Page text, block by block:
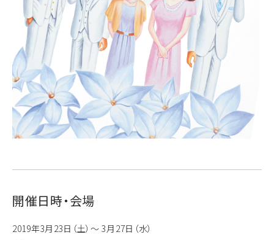
開催日時・会場
2019年3月23日（土）～ 3月27日（水）